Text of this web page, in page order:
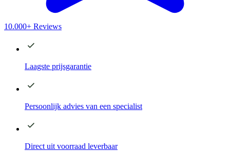
10.000+ Reviews
Laagste prijsgarantie
Persoonlijk advies van een specialist
Direct uit voorraad leverbaar